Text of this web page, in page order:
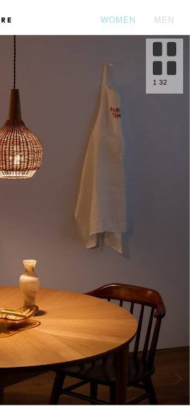
WOMEN MEN
1 32